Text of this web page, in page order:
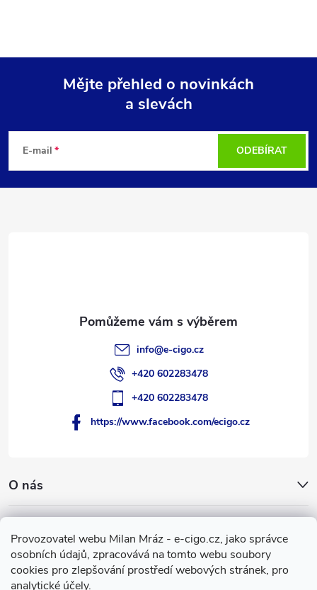
Provozovatel webu Milan Mráz - e-cigo.cz, jako správce
osobních údajů, zpracovává na tomto webu soubory
cookies pro zlepšování prostředí webových stránek, pro
analytické účely.
p
Mějte přehled o novinkách
a slevách
E-mail ODEBÍRAT
O nás
Facebook
info@e-cigo.cz
+420 602283478
+420 602283478
https://www.facebook.com/ecigo.cz